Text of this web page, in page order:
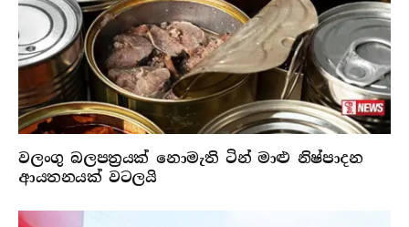
වලංගු බලපත්‍රයක් නොමැති ටින් මාළු නිෂ්පාදන
ආයතනයක් වටලයි